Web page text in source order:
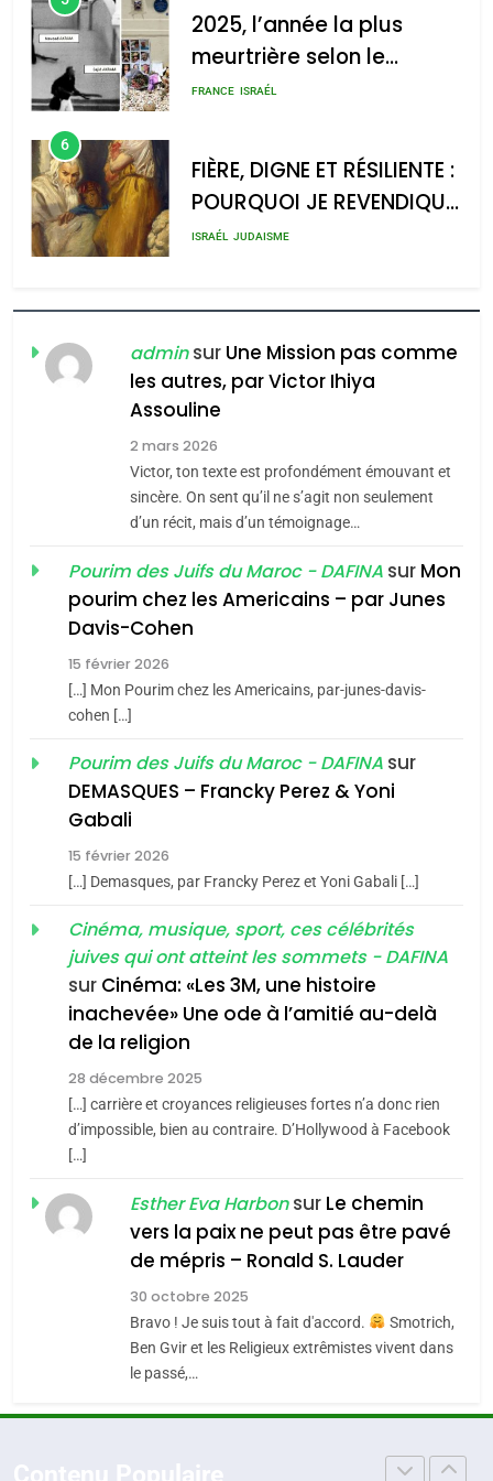
2025, l’année la plus
meurtrière selon le rapport
l’antisémitisme
admin 0
2025, l’année la plus
meurtrière selon le
rapport d’ADL contre
FRANCE ISRAÉL
6
FIÈRE, DIGNE ET RÉSILIENTE :
POURQUOI JE REVENDIQUE
MA JUDAÏTE par Thérèse
ISRAÉL JUDAISME
CE QUI NOUS MANQUE –
Jacques Hadida
JUDAISME
Maroc : Les amandes de
Tafraout, le miel de Tadla
Azilal consacrés produits
du terroir
DAFINA MAROC
Oeil ravageur – Vanessa
De Loya Stauber
«Tu dis génocide, je dis
guerre»: La nouvelle
Tout sur la Nostalgie
SOUVENIRS
l’alliance pourrait
s’étendre à 13 pays
d’Amérique latine
ISRAÉL JUDAISME
2025, l’année la plus
meurtrière selon le
rapport d’ADL contre
l’antisémitisme
FRANCE ISRAÉL
FIÈRE, DIGNE ET RÉSILIENTE :
POURQUOI JE REVENDIQUE
adminsur Une Mission pas comme
les autres, par Victor Ihiya
Assouline
2 mars 2026
Victor, ton texte est profondément émouvant et
sincère. On sent qu’il ne s’agit non seulement
d’un récit, mais d’un témoignage…
Pourim des Juifs du Maroc - DAFINA sur Mon
pourim chez les Americains – par Junes
Davis-Cohen
15 février 2026
[…] Mon Pourim chez les Americains, par-junes-davis-
cohen […]
Pourim des Juifs du Maroc - DAFINA sur
DEMASQUES – Francky Perez & Yoni
Gabali
15 février 2026
[…] Demasques, par Francky Perez et Yoni Gabali […]
Cinéma, musique, sport, ces célébrités
juives qui ont atteint les sommets - DAFINA
sur Cinéma: «Les 3M, une histoire
inachevée» Une ode à l’amitié au-delà
de la religion
28 décembre 2025
[…] carrière et croyances religieuses fortes n’a donc rien
d’impossible, bien au contraire. D’Hollywood à Facebook
[…]
Esther Eva Harbonsur Le chemin
vers la paix ne peut pas être pavé
de mépris – Ronald S. Lauder
30 octobre 2025
Bravo ! Je suis tout à fait d'accord.
Smotrich,
Ben Gvir et les Religieux extrêmistes vivent dans
le passé,…
2025, l’année la plus
d’ADL contre
l’antisémitisme
FRANCE ISRAÉL
POURQUOI JE REVENDIQUE
Zrihen-Dvir
CE QUI NOUS MANQUE –
Jacques Hadida
JUDAISME
Maroc : Les amandes de
Azilal consacrés produits
du terroir
DAFINA MAROC
Oeil ravageur – Vanessa De
Loya Stauber
CINEMA ISRAÉL
«Tu dis génocide, je dis
guerre»: La nouvelle